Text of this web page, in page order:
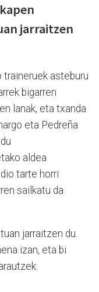
jarraitzen
traineruek asteburu
bigarren
lanak, eta txanda
eta Pedreña
aldea
tarte horri
sailkatu da
jarraitzen du.
izan, eta bi